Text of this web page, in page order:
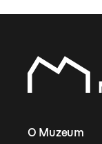
O Muzeum